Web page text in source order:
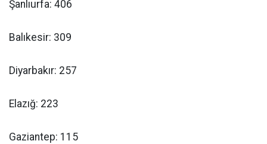
Şanlıurfa: 406
Balıkesir: 309
Diyarbakır: 257
Elazığ: 223
Gaziantep: 115